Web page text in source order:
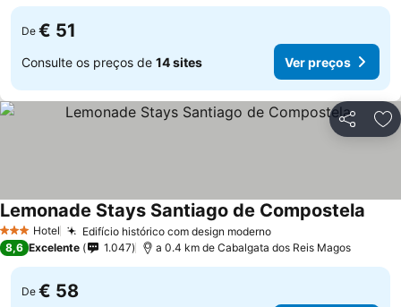
De € 51
Consulte os preços de 14 sites Ver preços
Partilhar
3 EstrelasHotel Edifício histórico com design moderno
Lemonade Stays Santiago de Compostela
8,6 Excelente 1.047 a 0.4 km de Cabalgata dos Reis Magos
De € 58